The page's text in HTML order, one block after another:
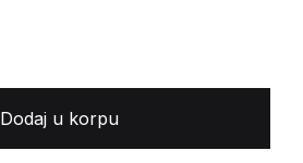
Dodaj u korpu